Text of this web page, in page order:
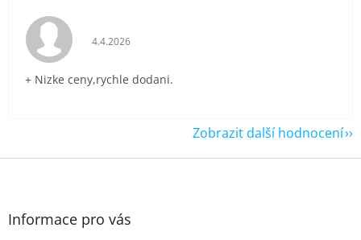
Hodnocení obchodu je 5 z 5 hvězdiček.
4.4.2026
+ Nizke ceny,rychle dodani.
Zobrazit další hodnocení
Z
Informace pro vás